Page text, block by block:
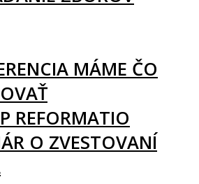
MÁME ČO
REFORMATIO
O ZVESTOVANÍ